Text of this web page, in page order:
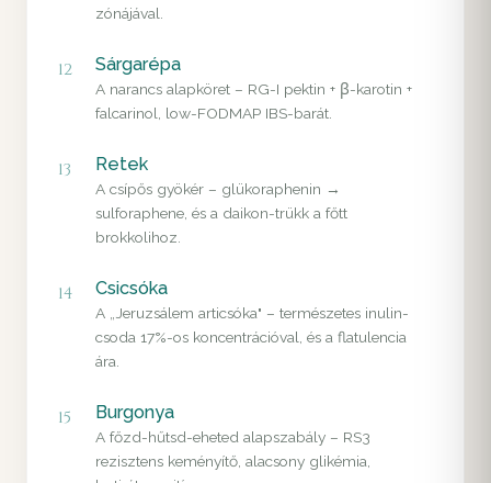
zónájával.
12 Sárgarépa
A narancs alapköret – RG-I pektin + β-karotin +
falcarinol, low-FODMAP IBS-barát.
13 Retek
A csípős gyökér – glükoraphenin →
sulforaphene, és a daikon-trükk a főtt
brokkolihoz.
14 Csicsóka
A „Jeruzsálem articsóka" – természetes inulin-
csoda 17%-os koncentrációval, és a flatulencia
ára.
15 Burgonya
A főzd-hűtsd-eheted alapszabály – RS3
rezisztens keményítő, alacsony glikémia,